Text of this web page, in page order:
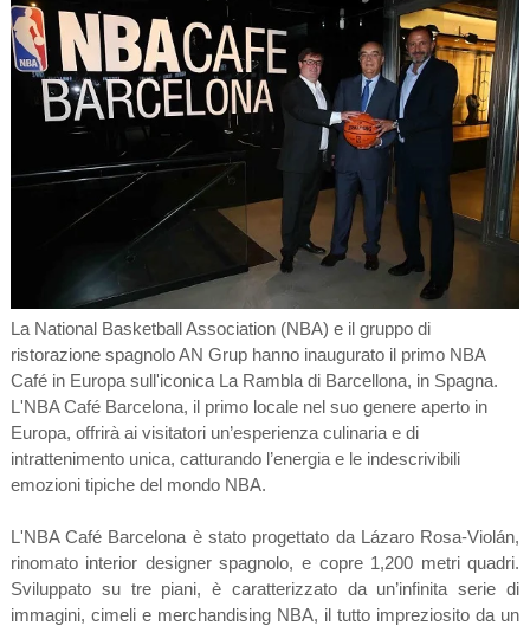
La National Basketball Association (NBA) e il gruppo di
ristorazione spagnolo AN Grup hanno inaugurato il primo NBA
Café in Europa sull'iconica La Rambla di Barcellona, in Spagna.
L'NBA Café Barcelona, il primo locale nel suo genere aperto in
Europa, offrirà ai visitatori un’esperienza culinaria e di
intrattenimento unica, catturando l’energia e le indescrivibili
emozioni tipiche del mondo NBA.
L'NBA Café Barcelona è stato progettato da Lázaro Rosa-Violán,
rinomato interior designer spagnolo, e copre 1,200 metri quadri.
Sviluppato su tre piani, è caratterizzato da un’infinita serie di
immagini, cimeli e merchandising NBA, il tutto impreziosito da un